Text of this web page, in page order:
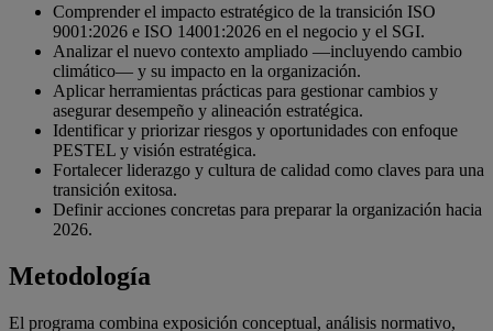
Comprender el impacto estratégico de la transición ISO
9001:2026 e ISO 14001:2026 en el negocio y el SGI.
Analizar el nuevo contexto ampliado —incluyendo cambio
climático— y su impacto en la organización.
Aplicar herramientas prácticas para gestionar cambios y
asegurar desempeño y alineación estratégica.
Identificar y priorizar riesgos y oportunidades con enfoque
PESTEL y visión estratégica.
Fortalecer liderazgo y cultura de calidad como claves para una
transición exitosa.
Definir acciones concretas para preparar la organización hacia
2026.
Metodología
El programa combina exposición conceptual, análisis normativo,